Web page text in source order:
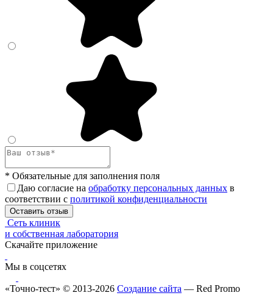
* Обязательные для заполнения поля
Даю согласие на обработку персональных данных в
соответствии с политикой конфиденциальности
Оставить отзыв
Сеть клиник
и собственная лаборатория
Скачайте приложение
Мы в соцсетях
«Точно-тест» © 2013-2026 Создание сайта — Red Promo